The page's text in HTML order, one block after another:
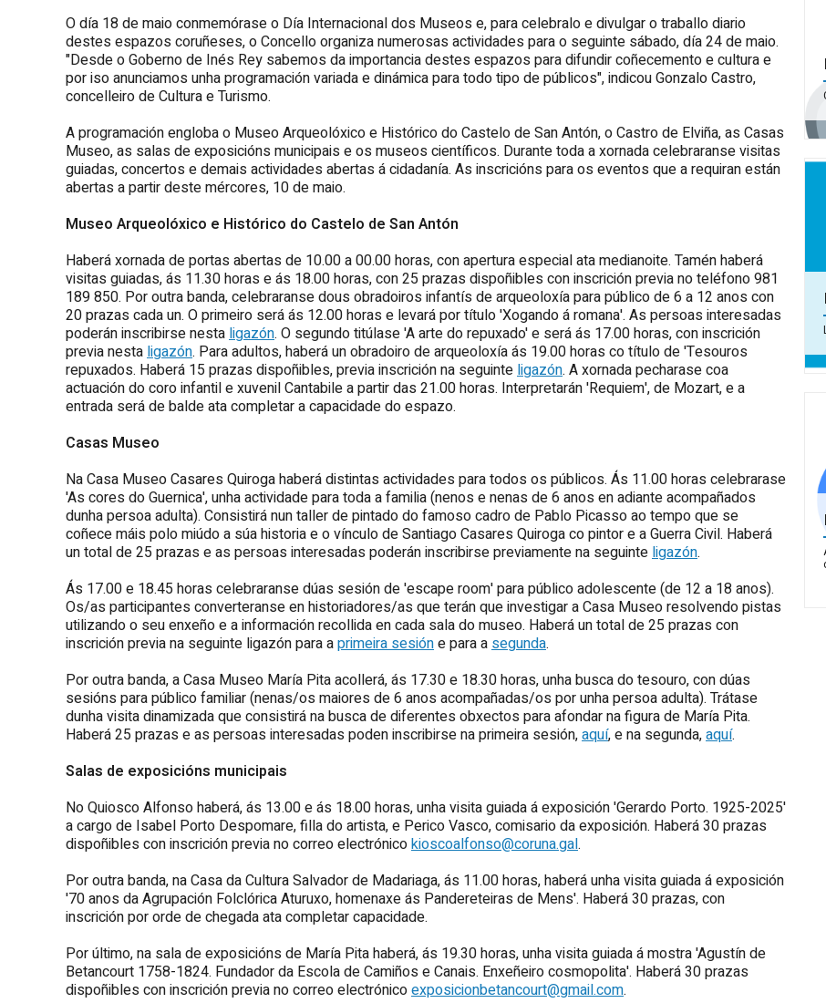
O día 18 de maio conmemórase o Día Internacional dos Museos e, para celebralo e divulgar o traballo diario
destes espazos coruñeses, o Concello organiza numerosas actividades para o seguinte sábado, día 24 de maio.
"Desde o Goberno de Inés Rey sabemos da importancia destes espazos para difundir coñecemento e cultura e
por iso anunciamos unha programación variada e dinámica para todo tipo de públicos", indicou Gonzalo Castro,
concelleiro de Cultura e Turismo.
A programación engloba o Museo Arqueolóxico e Histórico do Castelo de San Antón, o Castro de Elviña, as Casas
Museo, as salas de exposicións municipais e os museos científicos. Durante toda a xornada celebraranse visitas
guiadas, concertos e demais actividades abertas á cidadanía. As inscricións para os eventos que a requiran están
abertas a partir deste mércores, 10 de maio.
Museo Arqueolóxico e Histórico do Castelo de San Antón
Haberá xornada de portas abertas de 10.00 a 00.00 horas, con apertura especial ata medianoite. Tamén haberá
visitas guiadas, ás 11.30 horas e ás 18.00 horas, con 25 prazas dispoñibles con inscrición previa no teléfono 981
189 850. Por outra banda, celebraranse dous obradoiros infantís de arqueoloxía para público de 6 a 12 anos con
20 prazas cada un. O primeiro será ás 12.00 horas e levará por título 'Xogando á romana'. As persoas interesadas
poderán inscribirse nestaligazón. O segundo titúlase 'A arte do repuxado' e será ás 17.00 horas, con inscrición
previa nestaligazón. Para adultos, haberá un obradoiro de arqueoloxía ás 19.00 horas co título de 'Tesouros
repuxados. Haberá 15 prazas dispoñibles, previa inscrición na seguinteligazón. A xornada pecharase coa
actuación do coro infantil e xuvenil Cantabile a partir das 21.00 horas. Interpretarán 'Requiem', de Mozart, e a
entrada será de balde ata completar a capacidade do espazo.
Casas Museo
Na Casa Museo Casares Quiroga haberá distintas actividades para todos os públicos. Ás 11.00 horas celebrarase
'As cores do Guernica', unha actividade para toda a familia (nenos e nenas de 6 anos en adiante acompañados
dunha persoa adulta). Consistirá nun taller de pintado do famoso cadro de Pablo Picasso ao tempo que se
coñece máis polo miúdo a súa historia e o vínculo de Santiago Casares Quiroga co pintor e a Guerra Civil. Haberá
un total de 25 prazas e as persoas interesadas poderán inscribirse previamente na seguinteligazón.
Ás 17.00 e 18.45 horas celebraranse dúas sesión de 'escape room' para público adolescente (de 12 a 18 anos).
Os/as participantes converteranse en historiadores/as que terán que investigar a Casa Museo resolvendo pistas
utilizando o seu enxeño e a información recollida en cada sala do museo. Haberá un total de 25 prazas con
inscrición previa na seguinte ligazón para aprimeira sesióne para asegunda.
Por outra banda, a Casa Museo María Pita acollerá, ás 17.30 e 18.30 horas, unha busca do tesouro, con dúas
sesións para público familiar (nenas/os maiores de 6 anos acompañadas/os por unha persoa adulta). Trátase
dunha visita dinamizada que consistirá na busca de diferentes obxectos para afondar na figura de María Pita.
Haberá 25 prazas e as persoas interesadas poden inscribirse na primeira sesión,aquí, e na segunda,aquí.
Salas de exposicións municipais
No Quiosco Alfonso haberá, ás 13.00 e ás 18.00 horas, unha visita guiada á exposición 'Gerardo Porto. 1925-2025'
a cargo de Isabel Porto Despomare, filla do artista, e Perico Vasco, comisario da exposición. Haberá 30 prazas
dispoñibles con inscrición previa no correo electrónicokioscoalfonso@coruna.gal.
Por outra banda, na Casa da Cultura Salvador de Madariaga, ás 11.00 horas, haberá unha visita guiada á exposición
'70 anos da Agrupación Folclórica Aturuxo, homenaxe ás Pandereteiras de Mens'. Haberá 30 prazas, con
inscrición por orde de chegada ata completar capacidade.
Por último, na sala de exposicións de María Pita haberá, ás 19.30 horas, unha visita guiada á mostra 'Agustín de
Betancourt 1758-1824. Fundador da Escola de Camiños e Canais. Enxeñeiro cosmopolita'. Haberá 30 prazas
dispoñibles con inscrición previa no correo electrónicoexposicionbetancourt@gmail.com.